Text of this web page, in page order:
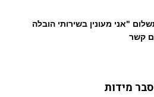
"אני מעונין בשירותי הובלה
קשר
מידות